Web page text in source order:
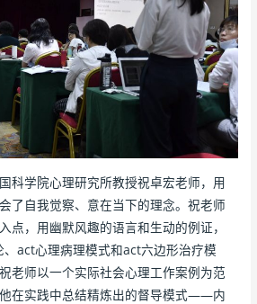
科学院心理研究所教授祝卓宏老师，用
了自我觉察、意在当下的理念。祝老师
点，用幽默风趣的语言和生动的例证，
act心理病理模式和act六边形治疗模
老师以一个实际社会心理工作案例为范
在实践中总结精炼出的督导模式——内